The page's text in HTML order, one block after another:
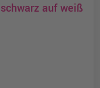
auf weiß